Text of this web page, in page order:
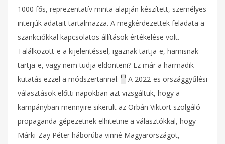
1000 fős, reprezentatív minta alapján készített, személyes
interjúk adatait tartalmazza. A megkérdezettek feladata a
szankciókkal kapcsolatos állítások értékelése volt.
Találkozott-e a kijelentéssel, igaznak tartja-e, hamisnak
tartja-e, vagy nem tudja eldönteni? Ez már a harmadik
kutatás ezzel a módszertannal. [3] A 2022-es országgyűlési
választások előtti napokban azt vizsgáltuk, hogy a
kampányban mennyire sikerült az Orbán Viktort szolgáló
propaganda gépezetnek elhitetnie a választókkal, hogy
Márki-Zay Péter háborúba vinné Magyarországot,